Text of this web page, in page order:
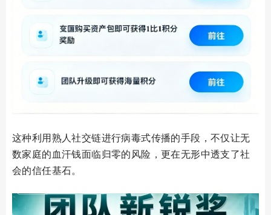
这种利用熟人社交链进行病毒式传播的手段，不仅让无
数家庭的血汗钱面临归零的风险，更在无形中透支了社
会的信任基石。